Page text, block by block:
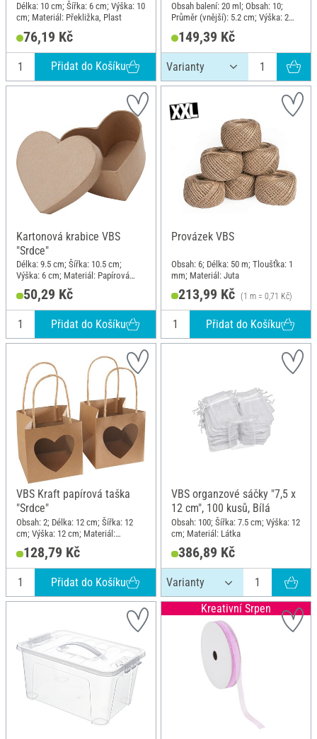
Délka: 10 cm; Šířka: 6 cm; Výška: 10
cm; Materiál: Překližka, Plast
76,19 Kč
Přidat do Košíku
Obsah balení: 20 ml; Obsah: 10;
Průměr (vnější): 5.2 cm; Výška: 2
cm; Materiál: Hliník
149,39 Kč
Kartonová krabice VBS
"Srdce"
Délka: 9.5 cm; Šířka: 10.5 cm;
Výška: 6 cm; Materiál: Papírová
hmota, Kartón
50,29 Kč
Přidat do Košíku
Provázek VBS
Obsah: 6; Délka: 50 m; Tloušťka: 1
mm; Materiál: Juta
213,99 Kč (1 m = 0,71 Kč)
Přidat do Košíku
VBS Kraft papírová taška
"Srdce"
Obsah: 2; Délka: 12 cm; Šířka: 12
cm; Výška: 12 cm; Materiál:
128,79 Kč
Přidat do Košíku
VBS organzové sáčky "7,5 x
12 cm", 100 kusů, Bílá
Obsah: 100; Šířka: 7.5 cm; Výška: 12
cm; Materiál: Látka
386,89 Kč
Kreativní Srpen